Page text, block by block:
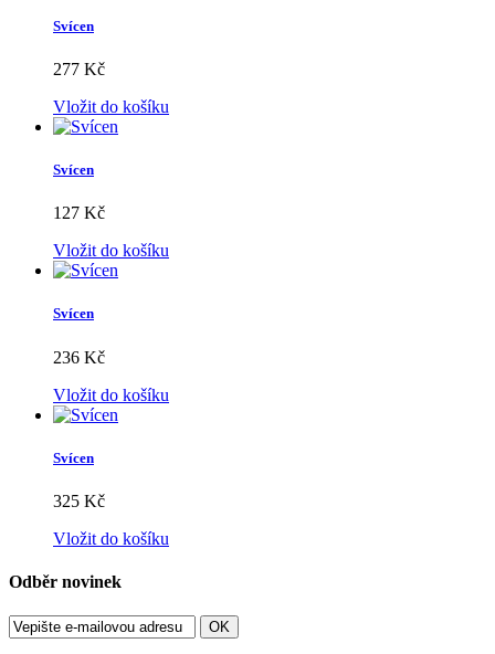
Svícen
277 Kč
Vložit do košíku
Svícen
127 Kč
Vložit do košíku
Svícen
236 Kč
Vložit do košíku
Svícen
325 Kč
Vložit do košíku
Odběr novinek
OK